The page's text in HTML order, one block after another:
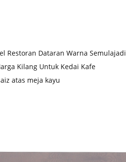
Restoran Dataran Warna Semulajadi
Kilang Untuk Kedai Kafe
atas meja kayu